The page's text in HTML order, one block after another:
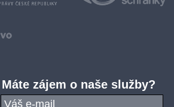
Máte zájem o naše služby?